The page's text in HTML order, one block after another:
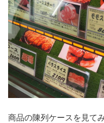
商品の陳列ケースを見て